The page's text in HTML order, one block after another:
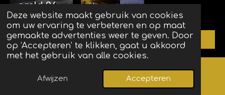
Deze website maakt gebruik van cookies
om uw ervaring te verbeteren en op maat
gemaakte advertenties weer te geven. Door
op ‘Accepteren’ te klikken, gaat u akkoord
met het gebruik van alle cookies.
Afwijzen Accepteren
ereld 26-
03-2026
y
museum
(Kerkrad
e) 07-03-
2026
Februari 2026
1 feb 2026
20:01
Kaart Facebook